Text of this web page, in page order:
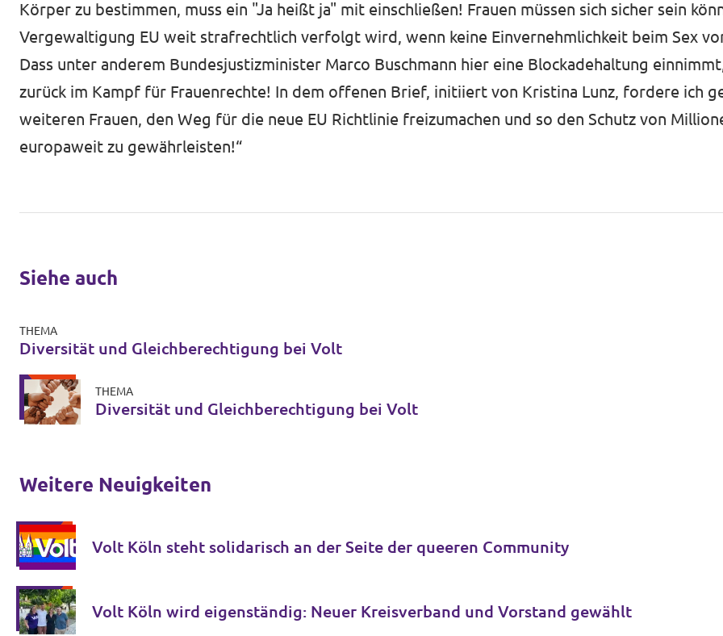
Körper zu bestimmen, muss ein "Ja heißt ja" mit einschließen! Frauen müssen sich sicher sein
Vergewaltigung EU weit strafrechtlich verfolgt wird, wenn keine Einvernehmlichkeit beim Sex
Dass unter anderem Bundesjustizminister Marco Buschmann hier eine Blockadehaltung
zurück im Kampf für Frauenrechte! In dem offenen Brief, initiiert von Kristina Lunz, fordere ich
weiteren Frauen, den Weg für die neue EU Richtlinie freizumachen und so den Schutz von
europaweit zu gewährleisten!“
Siehe auch
THEMA
Diversität und Gleichberechtigung bei Volt
THEMA
Diversität und Gleichberechtigung bei Volt
Weitere Neuigkeiten
Volt Köln steht solidarisch an der Seite der queeren Community
Volt Köln wird eigenständig: Neuer Kreisverband und Vorstand gewählt